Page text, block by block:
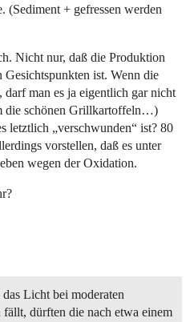
(Sediment + gefressen werden
Nicht nur, daß die Produktion
ist. Wenn die
darf man es ja eigentlich gar nicht
die schönen Grillkartoffeln…)
letztlich „verschwunden“ ist? 80
vorstellen, daß es unter
wegen der Oxidation.
Licht bei moderaten
dürften die nach etwa einem